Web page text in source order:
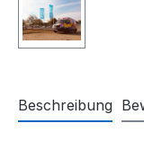
Beschreibung